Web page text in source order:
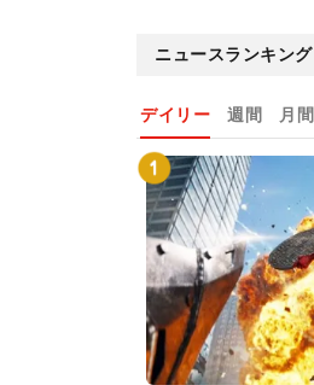
ニュースランキング
デイリー 週間 月間